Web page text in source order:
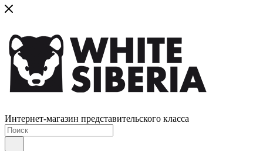
Интернет-магазин представительского класса